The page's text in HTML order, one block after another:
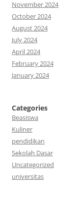
November 2024
October 2024
August 2024
July 2024
April 2024
February 2024
January 2024
Categories
Beasiswa
Kuliner
pendidikan
Sekolah Dasar
Uncategorized
universitas